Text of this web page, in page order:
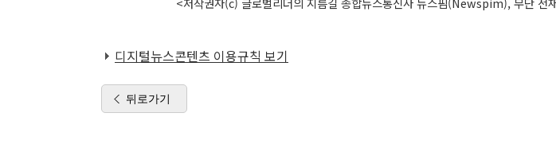
디지털뉴스콘텐츠 이용규칙 보기
뒤로가기